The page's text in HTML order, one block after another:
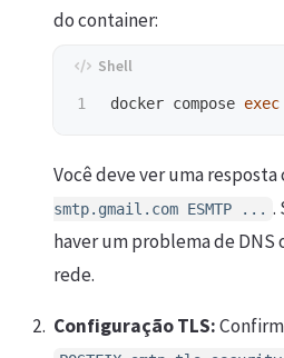
do container:
docker compose exec
Você deve ver uma resposta
smtp.gmail.com ESMTP ... .
haver um problema de DNS
rede.
Configuração TLS: